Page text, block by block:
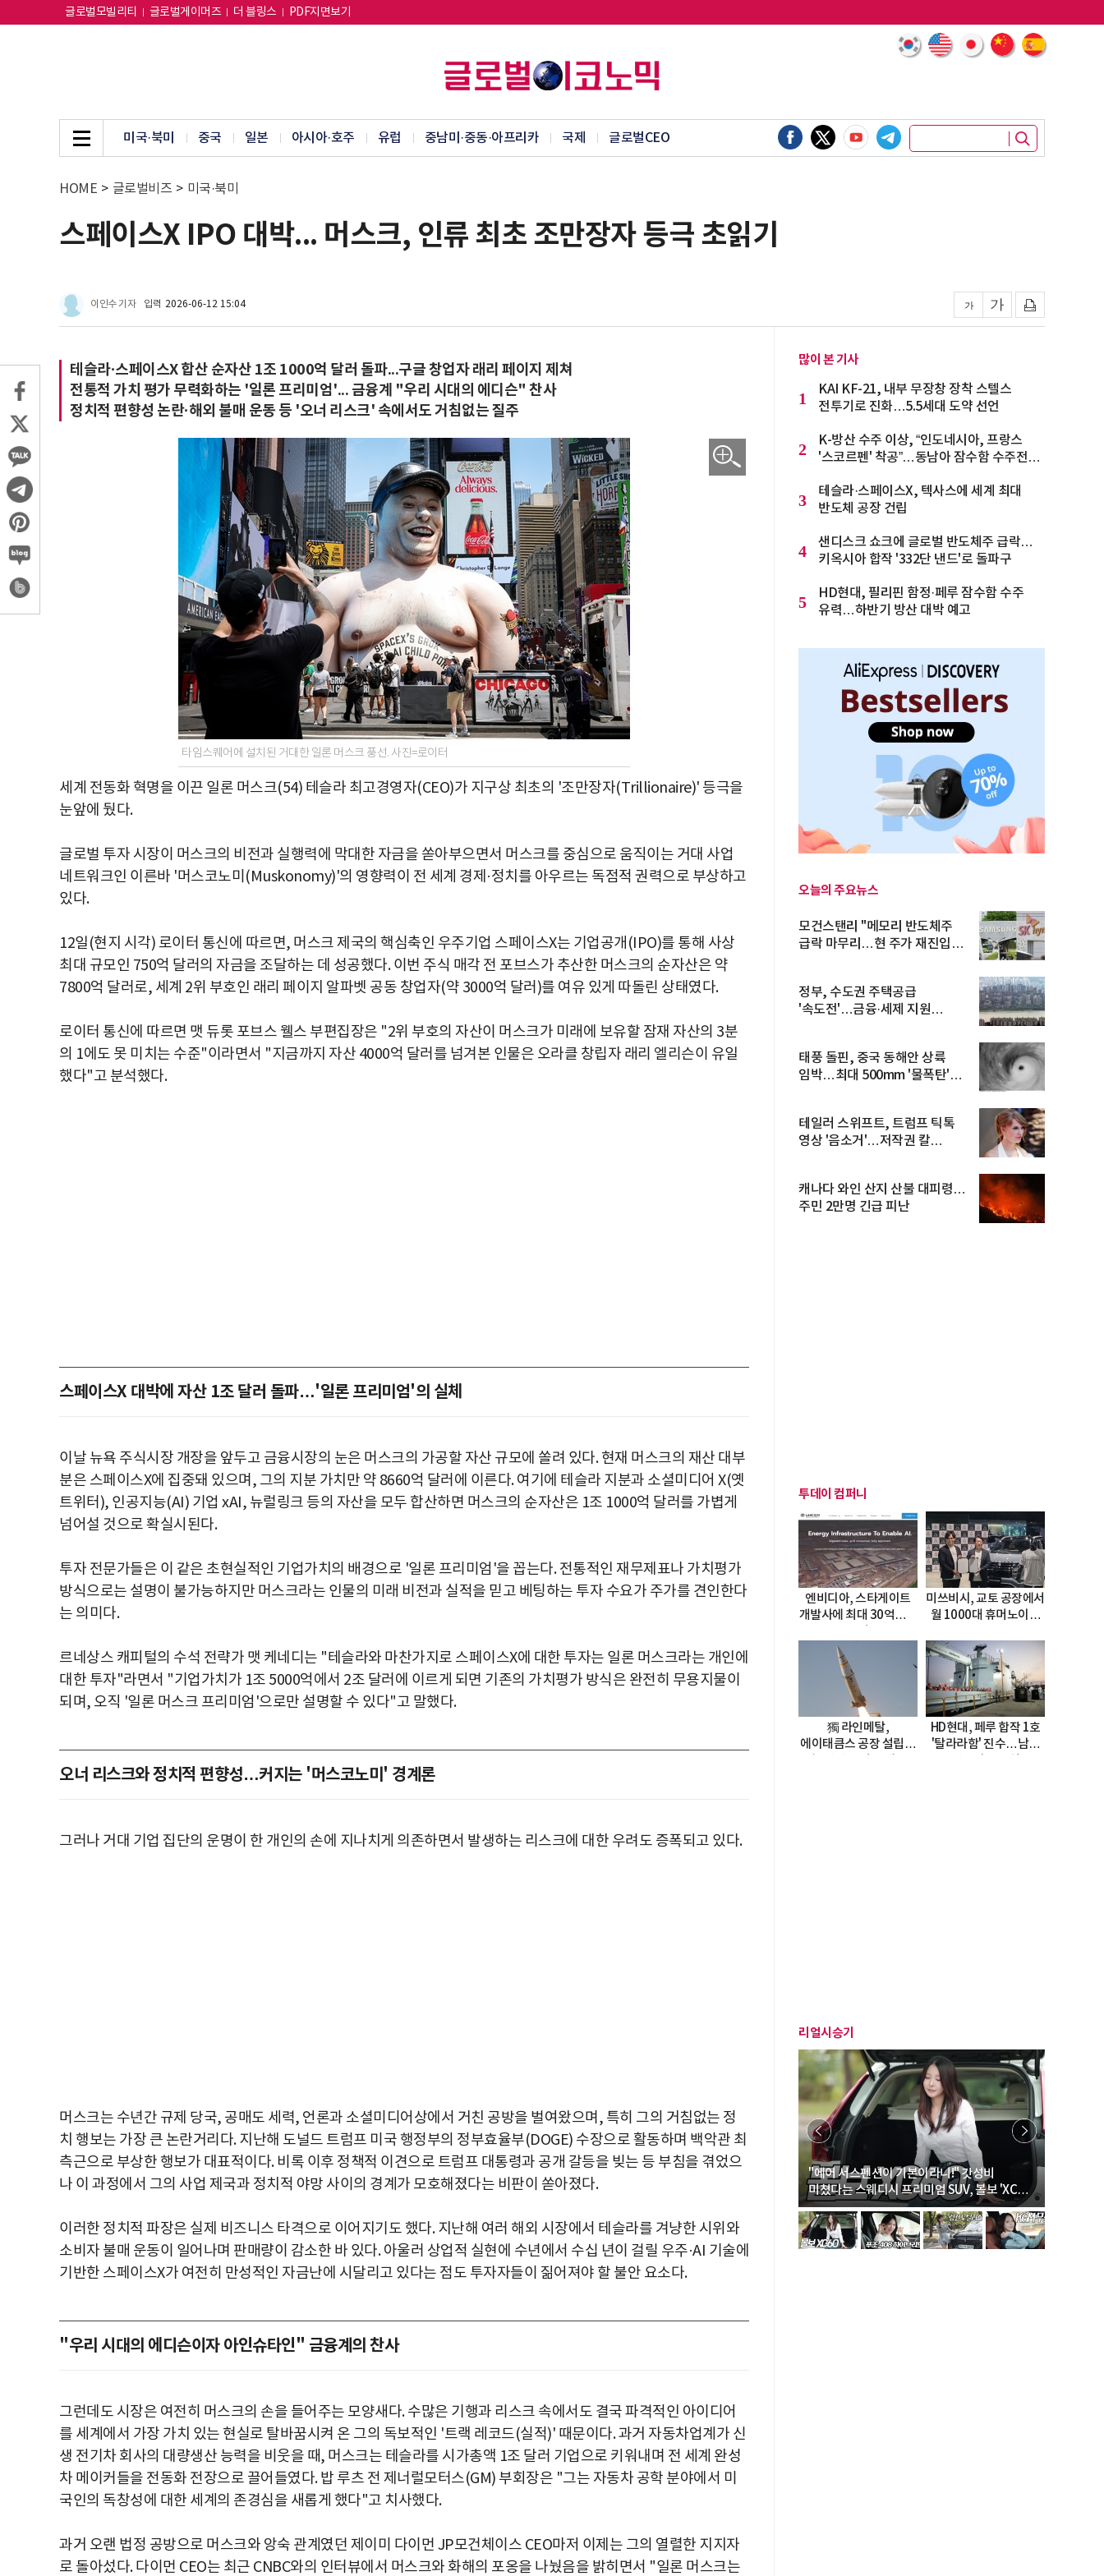
글로벌모빌리티 글로벌게이머즈 더 블링스 PDF지면보기
미국·북미 중국 일본 아시아·호주 유럽 중남미·중동·아프리카 국제 글로벌CEO
HOME > 글로벌비즈 > 미국·북미
스페이스X IPO 대박... 머스크, 인류 최초 조만장자 등극 초읽기
이인수 기자 입력 2026-06-12 15:04
테슬라·스페이스X 합산 순자산 1조 1000억 달러 돌파...구글 창업자 래리 페이지 제쳐
전통적 가치 평가 무력화하는 '일론 프리미엄'... 금융계 "우리 시대의 에디슨" 찬사
정치적 편향성 논란·해외 불매 운동 등 '오너 리스크' 속에서도 거침없는 질주
타임스퀘어에 설치된 거대한 일론 머스크 풍선. 사진=로이터
세계 전동화 혁명을 이끈 일론 머스크(54) 테슬라 최고경영자(CEO)가 지구상 최초의 '조만장자(Trillionaire)' 등극을
눈앞에 뒀다.
글로벌 투자 시장이 머스크의 비전과 실행력에 막대한 자금을 쏟아부으면서 머스크를 중심으로 움직이는 거대 사업
네트워크인 이른바 '머스코노미(Muskonomy)'의 영향력이 전 세계 경제·정치를 아우르는 독점적 권력으로 부상하고
있다.
12일(현지 시각) 로이터 통신에 따르면, 머스크 제국의 핵심축인 우주기업 스페이스X는 기업공개(IPO)를 통해 사상
최대 규모인 750억 달러의 자금을 조달하는 데 성공했다. 이번 주식 매각 전 포브스가 추산한 머스크의 순자산은 약
7800억 달러로, 세계 2위 부호인 래리 페이지 알파벳 공동 창업자(약 3000억 달러)를 여유 있게 따돌린 상태였다.
로이터 통신에 따르면 맷 듀롯 포브스 웰스 부편집장은 "2위 부호의 자산이 머스크가 미래에 보유할 잠재 자산의 3분
의 1에도 못 미치는 수준"이라면서 "지금까지 자산 4000억 달러를 넘겨본 인물은 오라클 창립자 래리 엘리슨이 유일
했다"고 분석했다.
스페이스X 대박에 자산 1조 달러 돌파…'일론 프리미엄'의 실체
이날 뉴욕 주식시장 개장을 앞두고 금융시장의 눈은 머스크의 가공할 자산 규모에 쏠려 있다. 현재 머스크의 재산 대부
분은 스페이스X에 집중돼 있으며, 그의 지분 가치만 약 8660억 달러에 이른다. 여기에 테슬라 지분과 소셜미디어 X(옛
트위터), 인공지능(AI) 기업 xAI, 뉴럴링크 등의 자산을 모두 합산하면 머스크의 순자산은 1조 1000억 달러를 가볍게
넘어설 것으로 확실시된다.
투자 전문가들은 이 같은 초현실적인 기업가치의 배경으로 '일론 프리미엄'을 꼽는다. 전통적인 재무제표나 가치평가
방식으로는 설명이 불가능하지만 머스크라는 인물의 미래 비전과 실적을 믿고 베팅하는 투자 수요가 주가를 견인한다
는 의미다.
르네상스 캐피털의 수석 전략가 맷 케네디는 "테슬라와 마찬가지로 스페이스X에 대한 투자는 일론 머스크라는 개인에
대한 투자"라면서 "기업가치가 1조 5000억에서 2조 달러에 이르게 되면 기존의 가치평가 방식은 완전히 무용지물이
되며, 오직 '일론 머스크 프리미엄'으로만 설명할 수 있다"고 말했다.
오너 리스크와 정치적 편향성…커지는 '머스코노미' 경계론
그러나 거대 기업 집단의 운명이 한 개인의 손에 지나치게 의존하면서 발생하는 리스크에 대한 우려도 증폭되고 있다.
머스크는 수년간 규제 당국, 공매도 세력, 언론과 소셜미디어상에서 거친 공방을 벌여왔으며, 특히 그의 거침없는 정
치 행보는 가장 큰 논란거리다. 지난해 도널드 트럼프 미국 행정부의 정부효율부(DOGE) 수장으로 활동하며 백악관 최
측근으로 부상한 행보가 대표적이다. 비록 이후 정책적 이견으로 트럼프 대통령과 공개 갈등을 빚는 등 부침을 겪었으
나 이 과정에서 그의 사업 제국과 정치적 야망 사이의 경계가 모호해졌다는 비판이 쏟아졌다.
이러한 정치적 파장은 실제 비즈니스 타격으로 이어지기도 했다. 지난해 여러 해외 시장에서 테슬라를 겨냥한 시위와
소비자 불매 운동이 일어나며 판매량이 감소한 바 있다. 아울러 상업적 실현에 수년에서 수십 년이 걸릴 우주·AI 기술에
기반한 스페이스X가 여전히 만성적인 자금난에 시달리고 있다는 점도 투자자들이 짊어져야 할 불안 요소다.
"우리 시대의 에디슨이자 아인슈타인" 금융계의 찬사
그런데도 시장은 여전히 머스크의 손을 들어주는 모양새다. 수많은 기행과 리스크 속에서도 결국 파격적인 아이디어
를 세계에서 가장 가치 있는 현실로 탈바꿈시켜 온 그의 독보적인 '트랙 레코드(실적)' 때문이다. 과거 자동차업계가 신
생 전기차 회사의 대량생산 능력을 비웃을 때, 머스크는 테슬라를 시가총액 1조 달러 기업으로 키워내며 전 세계 완성
차 메이커들을 전동화 전장으로 끌어들였다. 밥 루츠 전 제너럴모터스(GM) 부회장은 "그는 자동차 공학 분야에서 미
국인의 독창성에 대한 세계의 존경심을 새롭게 했다"고 치사했다.
과거 오랜 법정 공방으로 머스크와 앙숙 관계였던 제이미 다이먼 JP모건체이스 CEO마저 이제는 그의 열렬한 지지자
로 돌아섰다. 다이먼 CEO는 최근 CNBC와의 인터뷰에서 머스크와 화해의 포옹을 나눴음을 밝히면서 "일론 머스크는
많이 본 기사
1
KAI KF-21, 내부 무장창 장착 스텔스
전투기로 진화…5.5세대 도약 선언
2
K-방산 수주 이상, “인도네시아, 프랑스
'스코르펜' 착공”…동남아 잠수함 수주전
3
테슬라·스페이스X, 텍사스에 세계 최대
반도체 공장 건립
4
샌디스크 쇼크에 글로벌 반도체주 급락…
키옥시아 합작 '332단 낸드'로 돌파구
5
HD현대, 필리핀 함정·페루 잠수함 수주
유력…하반기 방산 대박 예고
오늘의 주요뉴스
모건스탠리 "메모리 반도체주
급락 마무리…현 주가 재진입
정부, 수도권 주택공급
'속도전'…금융·세제 지원
태풍 돌핀, 중국 동해안 상륙
임박…최대 500mm '물폭탄'
테일러 스위프트, 트럼프 틱톡
영상 '음소거'…저작권 칼
캐나다 와인 산지 산불 대피령…
주민 2만명 긴급 피난
투데이 컴퍼니
엔비디아, 스타게이트
개발사에 최대 30억달러
미쓰비시, 교토 공장에서
월 1000대 휴머노이드
獨 라인메탈,
에이태큼스 공장 설립…
HD현대, 페루 합작 1호
'탈라라함' 진수…남미
리얼시승기
박지수 아나운서가 타본 ‘전설의 무쏘’… “여성·
초보자도 반할 반전 매력”
"에어 서스펜션이 기본이라니!" 갓성비
미쳤다는 스웨디시 프리미엄 SUV, 볼보 'XC60
B5 울트라'